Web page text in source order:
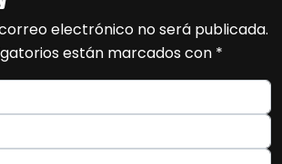
electrónico no será publicada.
están marcados con *